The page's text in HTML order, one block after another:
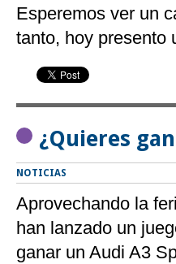
Esperemos ver un
tanto, hoy
¿Quieres
NOTICIAS
Aprovechando la
han lanzado un
ganar un Audi A3